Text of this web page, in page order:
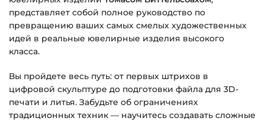
Доступ к курсам: без ограничений по
времени.
Подробнее об оплате и безопасности — в
справке >>>
Вопросы?Пишите на info@siluette.com.uaили в
представляет собой полное руководство по
превращению ваших самых смелых художественных
идей в реальные ювелирные изделия высокого
класса.
Вы пройдете весь путь: от первых штрихов в
цифровой скульптуре до подготовки файла для 3D-
печати и литья. Забудьте об ограничениях
традиционных техник — научитесь создавать сложные